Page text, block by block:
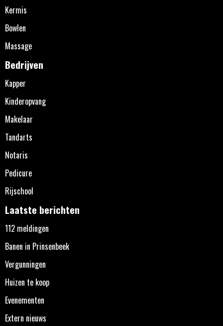
Kermis
Bowlen
Massage
Bedrijven
Kapper
Kinderopvang
Makelaar
Tandarts
Notaris
Pedicure
Rijschool
Laatste berichten
112 meldingen
Banen in Prinsenbeek
Vergunningen
Huizen te koop
Evenementen
Extern nieuws